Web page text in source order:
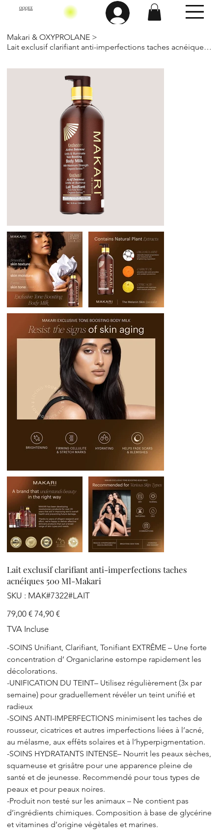
OQQEE
Makari & OXYPROLANE >
Lait exclusif clarifiant anti-imperfections taches acnéiques 500 Ml-Makari
Lait exclusif clarifiant anti-imperfections taches
acnéiques 500 Ml-Makari
SKU : SKU
MAK#7322#LAIT
MAK#7322#LAIT
Prix
d’origine
79,00 € Prix
promotionnel
74,90 €
TVA Incluse
-SOINS Unifiant, Clarifiant, Tonifiant EXTRÊME – Une forte
concentration d’ Organiclarine estompe rapidement les
décolorations.
-UNIFICATION DU TEINT– Utilisez régulièrement (3x par
semaine) pour graduellement révéler un teint unifié et
radieux
-SOINS ANTI-IMPERFECTIONS minimisent les taches de
rousseur, cicatrices et autres imperfections liées à l’acné,
au mélasme, aux effêts solaires et à l’hyperpigmentation.
-SOINS HYDRATANTS INTENSE– Nourrit les peaux sèches,
squameuse et grisâtre pour une apparence pleine de
santé et de jeunesse. Recommendé pour tous types de
peaux et pour peaux noires.
-Produit non testé sur les animaux – Ne contient pas
d’ingrédients chimiques. Composition à base de glycérine
et vitamines d’origine végètales et marines.